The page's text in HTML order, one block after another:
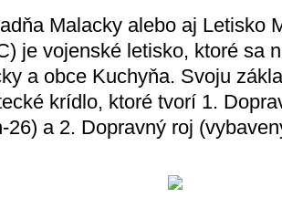
Malacky alebo aj Letisko
je vojenské letisko, ktoré sa
a obce Kuchyňa. Svoju
krídlo, ktoré tvorí 1.
26) a 2. Dopravný roj